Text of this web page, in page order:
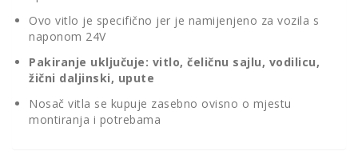
Ovo vitlo je specifično jer je namijenjeno za vozila s
naponom 24V
Pakiranje uključuje: vitlo, čeličnu sajlu, vodilicu,
žični daljinski, upute
Nosač vitla se kupuje zasebno ovisno o mjestu
montiranja i potrebama